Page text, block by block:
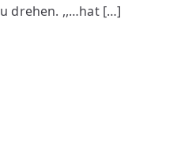
drehen. ,,…hat […]